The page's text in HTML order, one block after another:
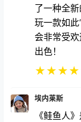
了一种全
玩一款如
会非常受
出色！
★★★★
埃内莱斯
《鲑鱼人